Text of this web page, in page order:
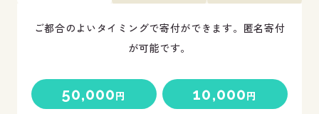
ご都合のよいタイミングで寄付ができます。匿名寄付
が可能です。
50,000円 10,000円